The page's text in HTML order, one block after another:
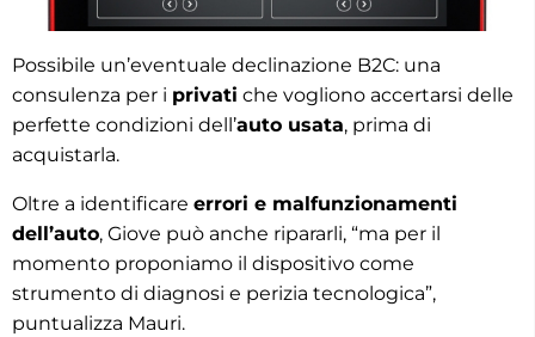
Possibile un’eventuale declinazione B2C: una
consulenza per i privati che vogliono accertarsi delle
perfette condizioni dell’auto usata, prima di
acquistarla.
Oltre a identificare errori e malfunzionamenti
dell’auto, Giove può anche ripararli, “ma per il
momento proponiamo il dispositivo come
strumento di diagnosi e perizia tecnologica”,
puntualizza Mauri.